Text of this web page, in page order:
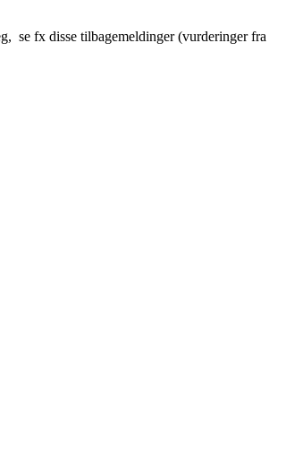
se fx disse tilbagemeldinger (vurderinger fra